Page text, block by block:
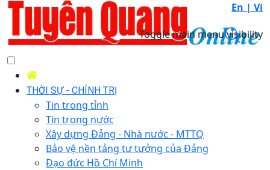
En | Vi
Toggle main menu visibility
THỜI SỰ - CHÍNH TRỊ
Tin trong tỉnh
Tin trong nước
Xây dựng Đảng - Nhà nước - MTTQ
Bảo vệ nền tảng tư tưởng của Đảng
Đạo đức Hồ Chí Minh